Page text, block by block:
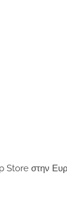
Store στην